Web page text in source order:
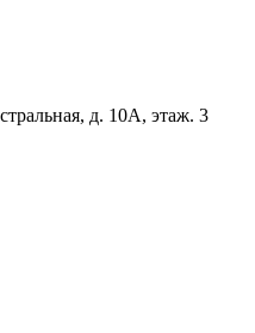
д. 10А, этаж. 3